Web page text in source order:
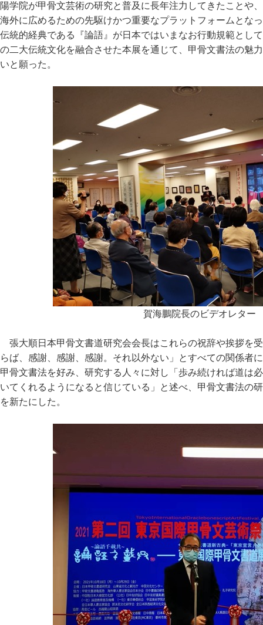
陽学院が甲骨文芸術の研究と普及に長年注力してきたことや
海外に広めるための先駆けかつ重要なプラットフォームとな
伝統的経典である『論語』が日本ではいまなお行動規範とし
の二大伝統文化を融合させた本展を通じて、甲骨文書法の魅
いと願った。
賀海鵬院長のビデオレター
張大順日本甲骨文書道研究会会長はこれらの祝辞や挨拶を
らば、感謝、感謝、感謝。それ以外ない」とすべての関係者
甲骨文書法を好み、研究する人々に対し「歩み続ければ道は
いてくれるようになると信じている」と述べ、甲骨文書法の
を新たにした。